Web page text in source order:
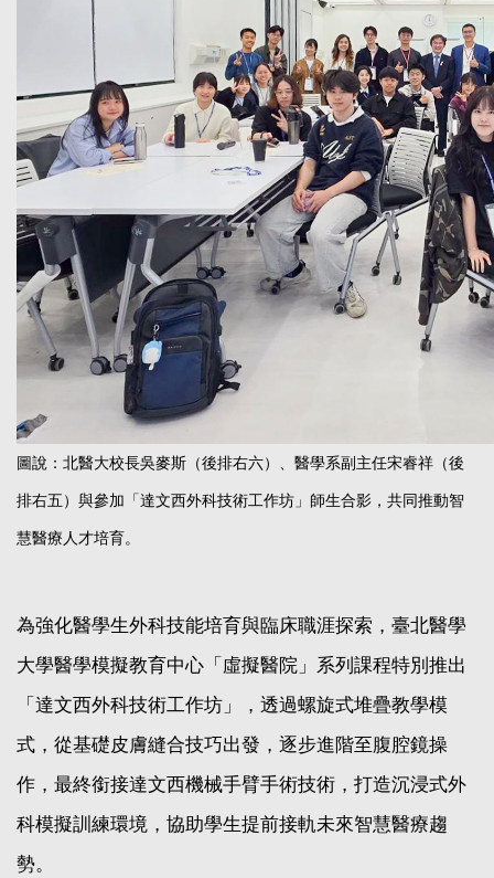
圖說：北醫大校長吳麥斯（後排右六）、醫學系副主任宋睿祥（後
排右五）與參加「達文西外科技術工作坊」師生合影，共同推動智
慧醫療人才培育。
為強化醫學生外科技能培育與臨床職涯探索，臺北醫學
大學醫學模擬教育中心「虛擬醫院」系列課程特別推出
「達文西外科技術工作坊」，透過螺旋式堆疊教學模
式，從基礎皮膚縫合技巧出發，逐步進階至腹腔鏡操
作，最終銜接達文西機械手臂手術技術，打造沉浸式外
科模擬訓練環境，協助學生提前接軌未來智慧醫療趨
勢。